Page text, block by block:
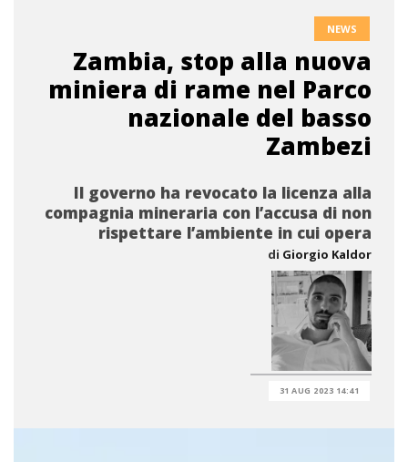
NEWS
Zambia, stop alla nuova
miniera di rame nel Parco
nazionale del basso
Zambezi
Il governo ha revocato la licenza alla
compagnia mineraria con l’accusa di non
rispettare l’ambiente in cui opera
di Giorgio Kaldor
31 AUG 2023 14:41